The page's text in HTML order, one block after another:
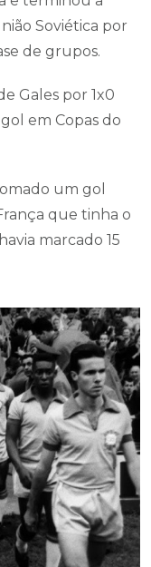
Soviética por
de grupos.
Gales por 1x0
em Copas do
um gol
que tinha o
marcado 15